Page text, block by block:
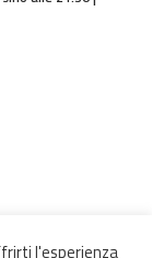
alle 21:30 |
l'esperienza